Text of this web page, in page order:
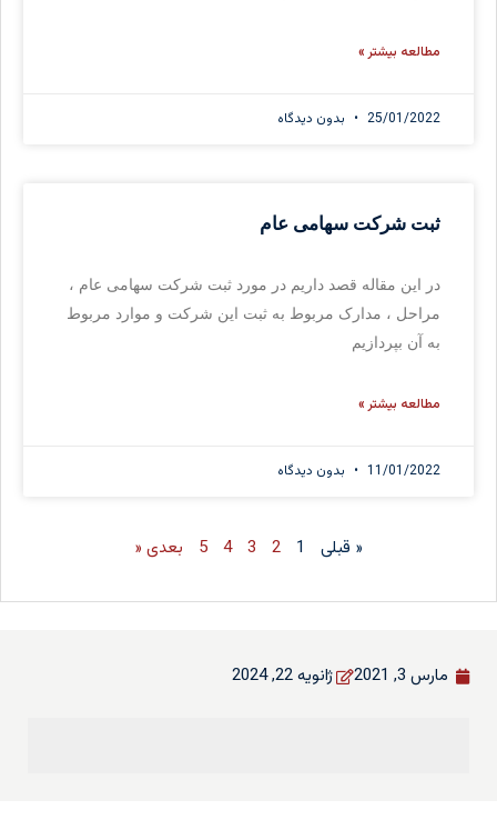
مطالعه بیشتر »
25/01/2022 بدون دیدگاه
ثبت شرکت سهامی عام
در این مقاله قصد داریم در مورد ثبت شرکت سهامی عام ،
مراحل ، مدارک مربوط به ثبت این شرکت و موارد مربوط
به آن بپردازیم
مطالعه بیشتر »
11/01/2022 بدون دیدگاه
« قبلی 1
2
3
4
5 بعدی «
مارس 3, 2021 ژانویه 22, 2024